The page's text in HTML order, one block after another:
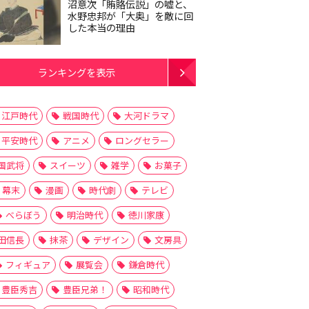
沼意次「賄賂伝説」の嘘と、
水野忠邦が「大奥」を敵に回
した本当の理由
ランキングを表示
江戸時代 戦国時代
大河ドラマ
平安時代
アニメ
ロングセラー
武将
スイーツ 雑学
お菓子
幕末
漫画 時代劇
テレビ
べらぼう
明治時代
徳川家康
信長
抹茶 デザイン
文房具
フィギュア
展覧会
鎌倉時代
豊臣秀吉
豊臣兄弟！
昭和時代